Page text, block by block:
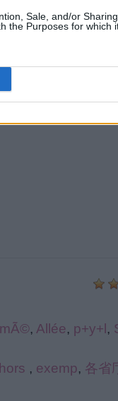
Sale, and/or Sharing
the Purposes for which
, Allée, p+y+l ,
hors , exemp, 各省